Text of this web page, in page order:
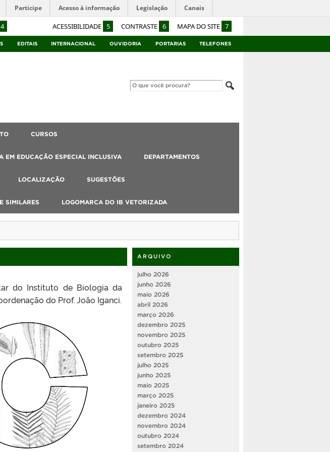
4 ACESSIBILIDADE 5 CONTRASTE 6 MAPA DO SITE 7
Participe Acesso à informação Legislação Canais
EDITAIS INTERNACIONAL OUVIDORIA PORTARIAS TELEFONES
CURSOS
EM EDUCAÇÃO ESPECIAL INCLUSIVA DEPARTAMENTOS
LOCALIZAÇÃO SUGESTÕES
SIMILARES LOGOMARCA DO IB VETORIZADA
do Instituto de Biologia da
do Prof. João Iganci.
ARQUIVO
julho 2026
junho 2026
maio 2026
abril 2026
março 2026
dezembro 2025
novembro 2025
outubro 2025
setembro 2025
julho 2025
junho 2025
maio 2025
março 2025
janeiro 2025
dezembro 2024
novembro 2024
outubro 2024
setembro 2024